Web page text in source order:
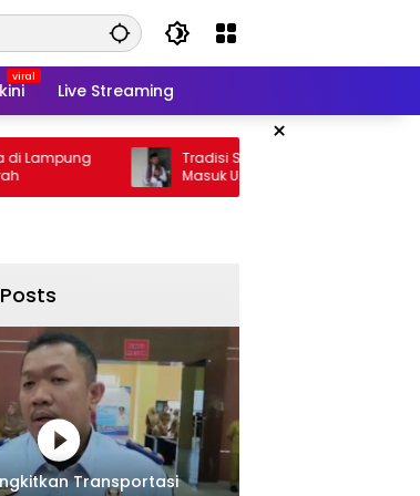
Live Streaming
×
Tradisi Sedekah Bumi Sumur Kumbang
Masuk Usia 206 Tahun
Transportasi